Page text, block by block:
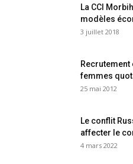
La CCI
modèles
3 juillet 2018
Recrutement
femmes
25 mai 2012
Le conflit
affecter le
4 mars 2022